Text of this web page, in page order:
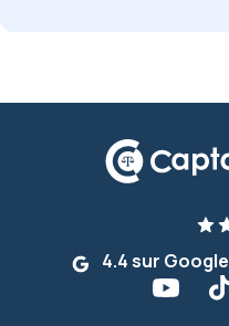
4.4 sur Google